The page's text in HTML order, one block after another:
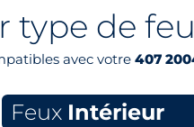
type de feu
avec votre 407
Feux Intérieur